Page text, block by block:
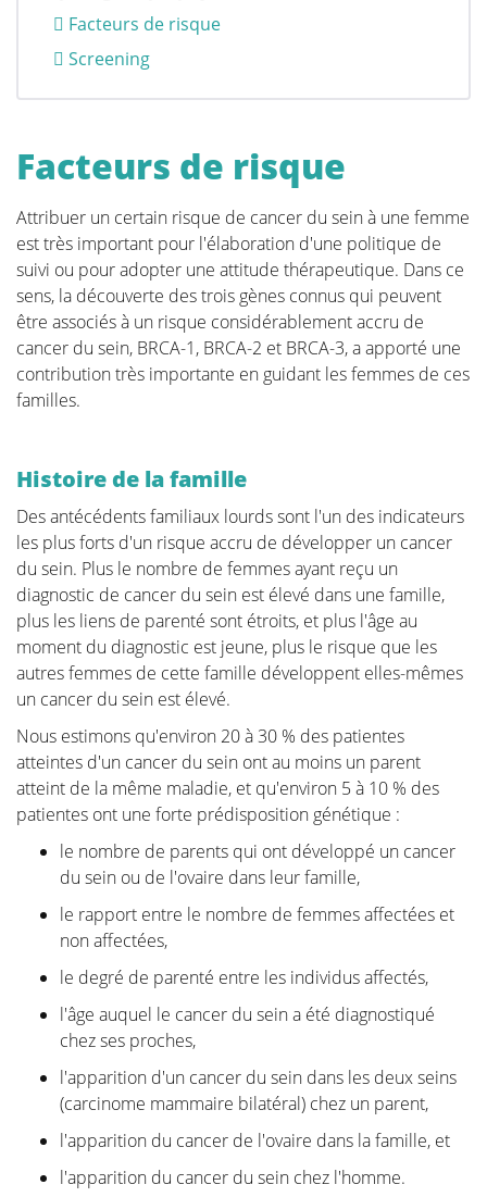
peut être choisie. Il est donc important de
comprendre ces facteurs de risque et génétiques.
Dépistage et prophylaxe
Facteurs Génétiques
L'importance de l'auto-examen et du
dépistage
Diagnostic
J'ai reçu un diagnostic de cancer ... Ce site web est un
portail qui vous aidera, ainsi que vos proches, à
trouver des informations personnelles et des
réponses à vos problèmes.
Ce site devrait fournir des conseils et un soutien aux
patients sur leur chemin vers le rétablissement et une
meilleure qualité de vie.
La partie "Diagnostic" de notre site est organisée en
deux sections principales. Tout d'abord, dans
"Anatomie et physiologie", nous fournissons une
compréhension de base du sein. Dans la deuxième
tout ce qui concerne les affections mammaires.
demandent si elles ont un problème mammaire, mais
ne souhaitent pas consulter immédiatement leur
médecin à ce sujet. Les connaissances et les
informations peuvent souvent offrir une réassurance
immédiate si la femme est capable d'identifier elle-
même le problème et de constater qu'aucun
traitement spécifique n'est nécessaire. D'autre part,
nous essayons également d'informer les femmes qui
ont en effet reçu un diagnostic de problème
mammaire grave, comme une maladie maligne, et qui
souhaitent consulter leur médecin bien préparées.
Facteurs de risque
Screening
Facteurs de risque
Attribuer un certain risque de cancer du sein à une femme
est très important pour l'élaboration d'une politique de
suivi ou pour adopter une attitude thérapeutique. Dans ce
sens, la découverte des trois gènes connus qui peuvent
être associés à un risque considérablement accru de
cancer du sein, BRCA-1, BRCA-2 et BRCA-3, a apporté une
contribution très importante en guidant les femmes de ces
familles.
Histoire de la famille
Des antécédents familiaux lourds sont l'un des indicateurs
les plus forts d'un risque accru de développer un cancer
du sein. Plus le nombre de femmes ayant reçu un
diagnostic de cancer du sein est élevé dans une famille,
plus les liens de parenté sont étroits, et plus l'âge au
moment du diagnostic est jeune, plus le risque que les
autres femmes de cette famille développent elles-mêmes
un cancer du sein est élevé.
Nous estimons qu'environ 20 à 30 % des patientes
atteintes d'un cancer du sein ont au moins un parent
atteint de la même maladie, et qu'environ 5 à 10 % des
patientes ont une forte prédisposition génétique :
le nombre de parents qui ont développé un cancer
du sein ou de l'ovaire dans leur famille,
le rapport entre le nombre de femmes affectées et
non affectées,
le degré de parenté entre les individus affectés,
l'âge auquel le cancer du sein a été diagnostiqué
chez ses proches,
l'apparition d'un cancer du sein dans les deux seins
(carcinome mammaire bilatéral) chez un parent,
l'apparition du cancer de l'ovaire dans la famille, et
l'apparition du cancer du sein chez l'homme.